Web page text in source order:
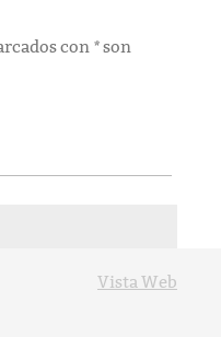
con *son
Vista Web